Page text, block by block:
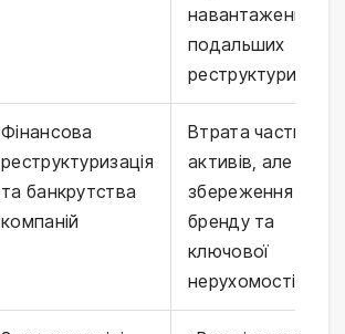
навантаження та
подальших
реструктуризацій
Фінансова
реструктуризація
та банкрутства
компаній
Втрата частини
активів, але
збереження
бренду та
ключової
нерухомості